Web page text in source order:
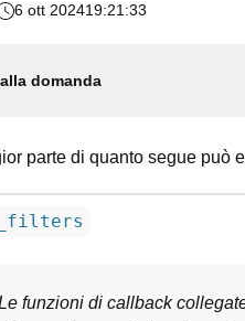
6 ott 202419:21:33
domanda
parte di quanto segue può
funzioni di callback